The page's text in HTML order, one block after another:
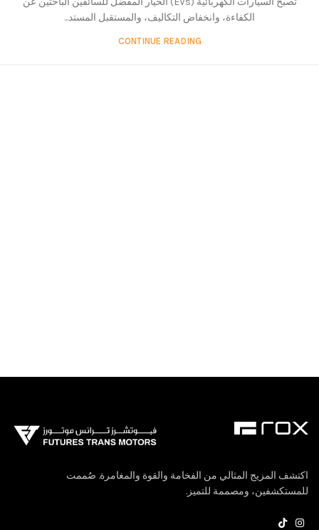
الكفاءة، وانخفاض التكاليف، والمستقبل المستد...
CONTINUE READING
اكتشف المزيج المثالي من الفخامة والقوة والمغامرة. صُممت
للمستكشفين، ومصممة للتميز.